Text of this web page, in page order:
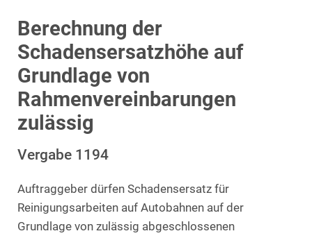
Berechnung der
Schadensersatzhöhe auf
Grundlage von
Rahmenvereinbarungen
zulässig
Vergabe 1194
Auftraggeber dürfen Schadensersatz für
Reinigungsarbeiten auf Autobahnen auf der
Grundlage von zulässig abgeschlossenen